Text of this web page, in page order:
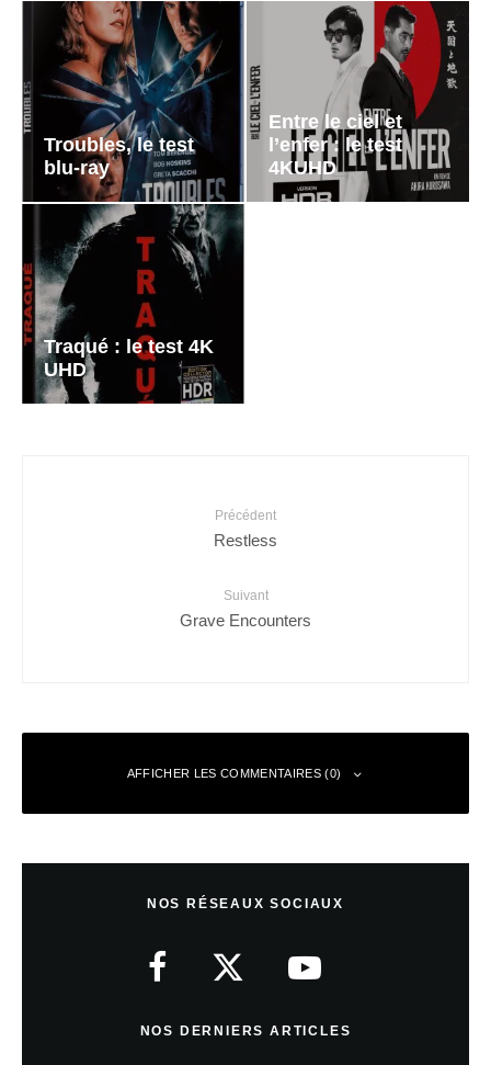
Troubles, le test
blu-ray
Entre le ciel et
l’enfer : le test
4KUHD
Traqué : le test 4K
UHD
Précédent
Restless
Suivant
Grave Encounters
AFFICHER LES COMMENTAIRES (0)
30 juin 2010 à 21 h 08 min
merci nous nous appliquons a faire des films de qualite
NOS RÉSEAUX SOCIAUX
NOS DERNIERS ARTICLES